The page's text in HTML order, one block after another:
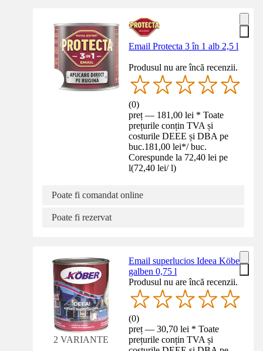
Email Protecta 3 în 1 alb 2,5 l
Produsul nu are încă recenzii.
(0)
preț — 181,00 lei * Toate
prețurile conțin TVA și
costurile DEEE și DBA pe
buc.181,00 lei*/ buc.
Corespunde la 72,40 lei pe
l(72,40 lei/ l)
Poate fi comandat online
Poate fi rezervat
2 VARIANTE
Email superlucios Ideea Köber
galben 0,75 l
Produsul nu are încă recenzii.
(0)
preț — 30,70 lei * Toate
prețurile conțin TVA și